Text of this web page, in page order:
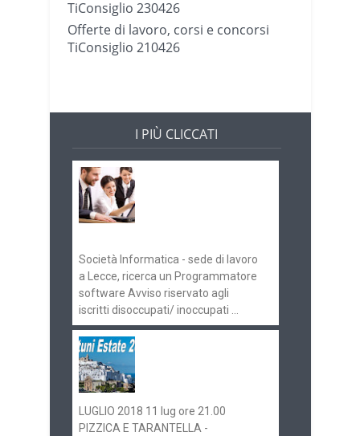
TiConsiglio 230426
Offerte di lavoro, corsi e concorsi
TiConsiglio 210426
I PIÙ CLICCATI
Società Informatica - sede di lavoro
a Lecce, ricerca un Programmatore
software Avviso riservato agli
iscritti disoccupati/ inoccupati ...
LUGLIO 2018 11 lug ore 21.00
PIZZICA E TARANTELLA -